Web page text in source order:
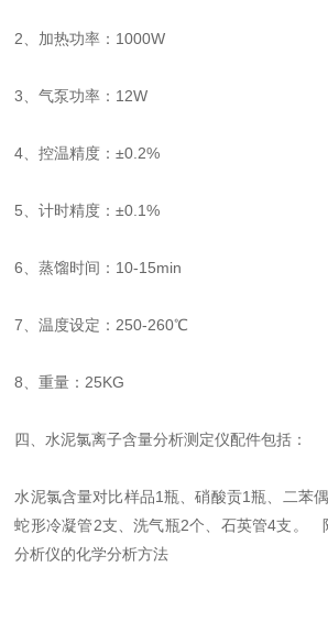
2、加热功率：1000W
3、气泵功率：12W
4、控温精度：±0.2%
5、计时精度：±0.1%
6、蒸馏时间：10-15min
7、温度设定：250-260℃
8、重量：25KG
四、水泥氯离子含量分析测定仪配件包括：
水泥氯含量对比样品1瓶、硝酸贡1瓶、二苯
蛇形冷凝管2支、洗气瓶2个、石英管4支。
分析仪的化学分析方法